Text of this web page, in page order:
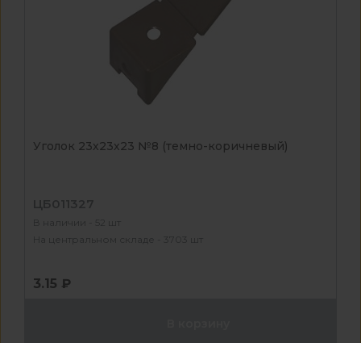
Уголок 23х23х23 №8 (темно-коричневый)
ЦБ011327
В наличии - 52 шт
На центральном складе - 3703 шт
3.15 ₽